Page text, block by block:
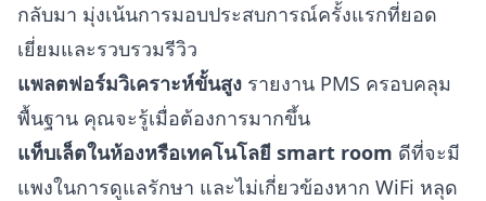
กลับมา มุ่งเน้นการมอบประสบการณ์ครั้งแรกที่ยอด
เยี่ยมและรวบรวมรีวิว
แพลตฟอร์มวิเคราะห์ขั้นสูง รายงาน PMS ครอบคลุม
พื้นฐาน คุณจะรู้เมื่อต้องการมากขึ้น
แท็บเล็ตในห้องหรือเทคโนโลยี smart room ดีที่จะมี
แพงในการดูแลรักษา และไม่เกี่ยวข้องหาก WiFi หลุด